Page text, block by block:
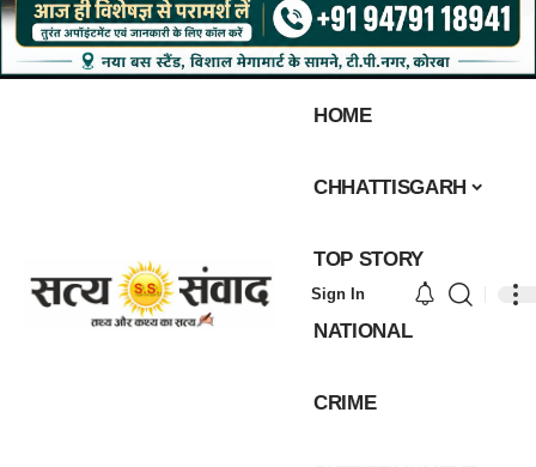
HOME
CHHATTISGARH
TOP STORY
NATIONAL
CRIME
Sign In